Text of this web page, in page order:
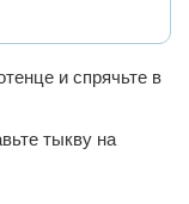
и спрячьте в
тыкву на